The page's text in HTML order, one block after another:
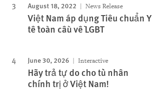
August 18, 2022 News Release
Việt Nam áp dụng Tiêu chuẩn Y
tế toàn cầu về LGBT
June 30, 2026 Interactive
Hãy trả tự do cho tù nhân
chính trị ở Việt Nam!